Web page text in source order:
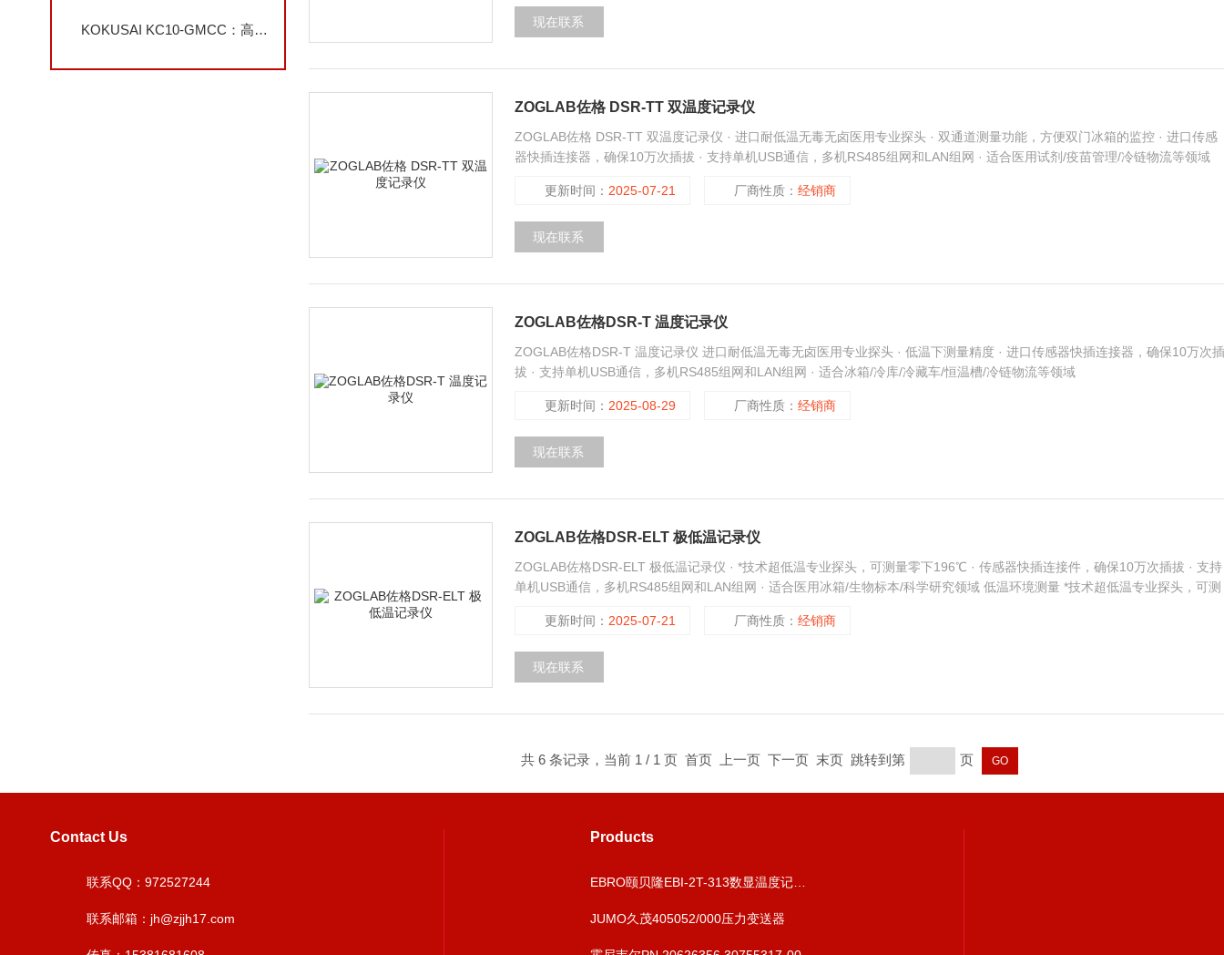
KOKUSAI KC10-GMCC：高精度工业监测解决方案 现在联系
ZOGLAB佐格 DSR-TT 双温度记录仪
ZOGLAB佐格 DSR-TT 双温度记录仪 · 进口耐低温无毒无卤医用专业探头 · 双通道测量功能，方便双门冰箱的监控 · 进口传感
器快插连接器，确保10万次插拔 · 支持单机USB通信，多机RS485组网和LAN组网 · 适合医用试剂/疫苗管理/冷链物流等领域
更新时间： 2025-07-21 厂商性质： 经销商
现在联系
ZOGLAB佐格DSR-T 温度记录仪
ZOGLAB佐格DSR-T 温度记录仪 进口耐低温无毒无卤医用专业探头 · 低温下测量精度 · 进口传感器快插连接器，确保10万次插
拔 · 支持单机USB通信，多机RS485组网和LAN组网 · 适合冰箱/冷库/冷藏车/恒温槽/冷链物流等领域
更新时间： 2025-08-29 厂商性质： 经销商
现在联系
ZOGLAB佐格DSR-ELT 极低温记录仪
ZOGLAB佐格DSR-ELT 极低温记录仪 · *技术超低温专业探头，可测量零下196℃ · 传感器快插连接件，确保10万次插拔 · 支持
单机USB通信，多机RS485组网和LAN组网 · 适合医用冰箱/生物标本/科学研究领域 低温环境测量 *技术超低温专业探头，可测
更新时间： 2025-07-21 厂商性质： 经销商
现在联系
共 6 条记录，当前 1 / 1 页 首页 上一页 下一页 末页 跳转到第 页
Contact Us
联系QQ：972527244
联系邮箱：jh@zjjh17.com
Products
JUMO久茂405052/000压力变送器